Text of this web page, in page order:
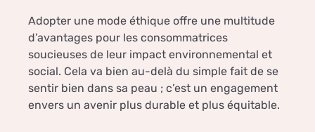
Adopter une mode éthique offre une multitude
d’avantages pour les consommatrices
soucieuses de leur impact environnemental et
social. Cela va bien au-delà du simple fait de se
sentir bien dans sa peau ; c’est un engagement
envers un avenir plus durable et plus équitable.